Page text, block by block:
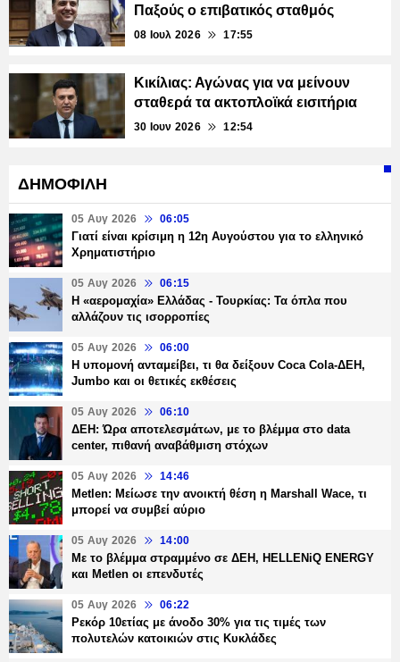
Παξούς ο επιβατικός σταθμός
08 Ιουλ 2026 17:55
Κικίλιας: Αγώνας για να μείνουν
σταθερά τα ακτοπλοϊκά εισιτήρια
30 Ιουν 2026 12:54
ΔΗΜΟΦΙΛΗ
05 Αυγ 2026 06:05
Γιατί είναι κρίσιμη η 12η Αυγούστου για το ελληνικό
Χρηματιστήριο
05 Αυγ 2026 06:15
Η «αερομαχία» Ελλάδας - Τουρκίας: Τα όπλα που
αλλάζουν τις ισορροπίες
05 Αυγ 2026 06:00
Η υπομονή ανταμείβει, τι θα δείξουν Coca Cola-ΔΕΗ,
Jumbo και οι θετικές εκθέσεις
05 Αυγ 2026 06:10
ΔΕΗ: Ώρα αποτελεσμάτων, με το βλέμμα στο data
center, πιθανή αναβάθμιση στόχων
05 Αυγ 2026 14:46
Metlen: Μείωσε την ανοικτή θέση η Marshall Wace, τι
μπορεί να συμβεί αύριο
05 Αυγ 2026 14:00
Με το βλέμμα στραμμένο σε ΔΕΗ, HELLENiQ ENERGY
και Metlen οι επενδυτές
05 Αυγ 2026 06:22
Ρεκόρ 10ετίας με άνοδο 30% για τις τιμές των
πολυτελών κατοικιών στις Κυκλάδες